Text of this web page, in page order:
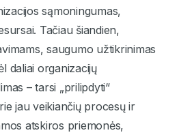
sąmoningumas,
Tačiau šiandien,
saugumo užtikrinimas
daliai organizacijų
– tarsi „prilipdyti“
jau veikiančių procesų ir
atskiros priemonės,